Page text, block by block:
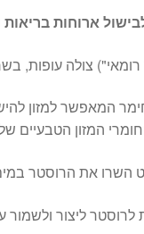
ארוחות
צולה עופות,
המאפשר למזון
המזון הטבעיים
השרו את הרוסטר
ליצור ולשמור